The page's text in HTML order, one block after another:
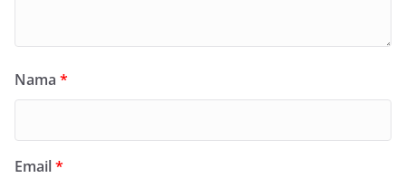
Nama *
Email*